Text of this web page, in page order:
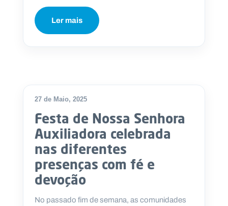
Ler mais
27 de Maio, 2025
Festa de Nossa Senhora
Auxiliadora celebrada
nas diferentes
presenças com fé e
devoção
No passado fim de semana, as comunidades
T
L
N
C
O
a
e
i
a
n
o
.
p
t